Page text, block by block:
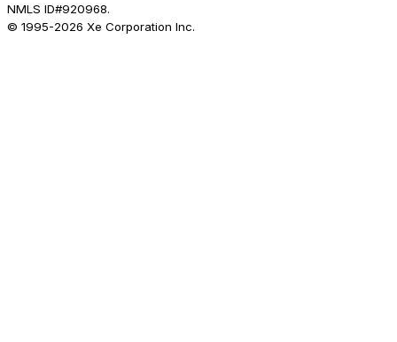
NMLS ID#920968.
© 1995-2026 Xe Corporation Inc.